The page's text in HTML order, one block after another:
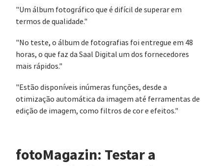
"Um álbum fotográfico que é difícil de superar em
termos de qualidade."
"No teste, o álbum de fotografias foi entregue em 48
horas, o que faz da Saal Digital um dos fornecedores
mais rápidos."
"Estão disponíveis inúmeras funções, desde a
otimização automática da imagem até ferramentas de
edição de imagem, como filtros de cor e efeitos."
fotoMagazin: Testar a